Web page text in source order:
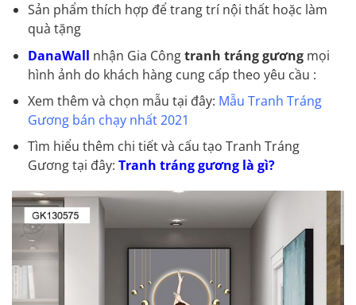
Sản phẩm thích hợp để trang trí nội thất hoặc làm
quà tặng
DanaWall nhận Gia Côngtranh tráng gương mọi
hình ảnh do khách hàng cung cấp theo yêu cầu :
Xem thêm và chọn mẫu tại đây: Mẫu Tranh Tráng
Gương bán chạy nhất 2021
Tìm hiểu thêm chi tiết và cấu tạo Tranh Tráng
Gương tại đây:Tranh tráng gương là gì?